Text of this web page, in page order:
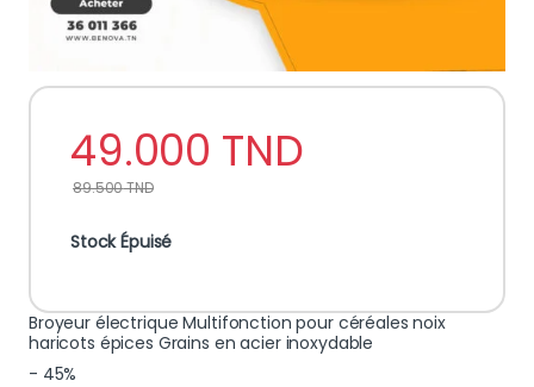
Broyeur électrique Multifonction pour céréales noix
haricots épices Grains en acier inoxydable
- 45%
49.000 TND
89.500TND
Stock Épuisé